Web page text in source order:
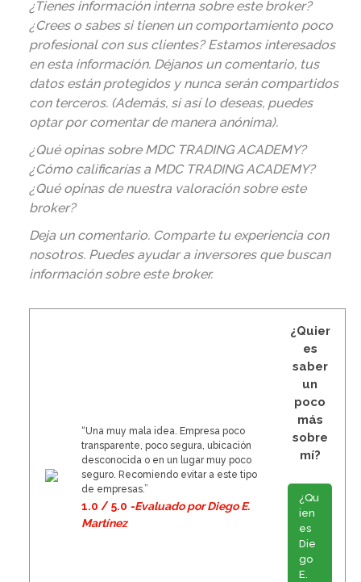
¿Tienes información interna sobre este broker?
¿Crees o sabes si tienen un comportamiento poco
profesional con sus clientes? Estamos interesados
en esta información. Déjanos un comentario, tus
datos están protegidos y nunca serán compartidos
con terceros. (Además, si así lo deseas, puedes
optar por comentar de manera anónima).
¿Qué opinas sobre MDC TRADING ACADEMY?
¿Cómo calificarías a MDC TRADING ACADEMY?
¿Qué opinas de nuestra valoración sobre este
broker?
Deja un comentario. Comparte tu experiencia con
nosotros. Puedes ayudar a inversores que buscan
información sobre este broker.
“Una muy mala idea. Empresa poco
transparente, poco segura, ubicación
desconocida o en un lugar muy poco
seguro. Recomiendo evitar a este tipo
de empresas.”
1.0 / 5.0 -Evaluado por Diego E.
Martínez
¿Quier
es
saber
un
poco
más
sobre
mí?
¿Qu
ien
es
Die
go
E.